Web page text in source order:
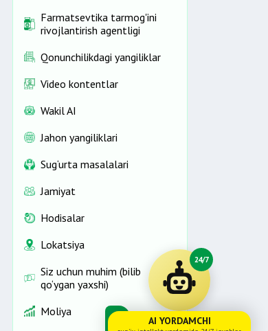
Farmatsevtika tarmog'ini
rivojlantirish agentligi
Qonunchilikdagi yangiliklar
Video kontentlar
Wakil AI
Jahon yangiliklari
Sug‘urta masalalari
Jamiyat
Hodisalar
Lokatsiya
Siz uchun muhim (bilib
qo‘ygan yaxshi)
Moliya
24/7
AI YORDAMCHI